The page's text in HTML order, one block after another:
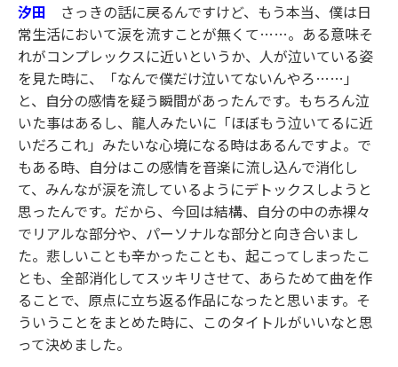
汐田 さっきの話に戻るんですけど、もう本当、僕は日
常生活において涙を流すことが無くて……。ある意味そ
れがコンプレックスに近いというか、人が泣いている姿
を見た時に、「なんで僕だけ泣いてないんやろ……」
と、自分の感情を疑う瞬間があったんです。もちろん泣
いた事はあるし、龍人みたいに「ほぼもう泣いてるに近
いだろこれ」みたいな心境になる時はあるんですよ。で
もある時、自分はこの感情を音楽に流し込んで消化し
て、みんなが涙を流しているようにデトックスしようと
思ったんです。だから、今回は結構、自分の中の赤裸々
でリアルな部分や、パーソナルな部分と向き合いまし
た。悲しいことも辛かったことも、起こってしまったこ
とも、全部消化してスッキリさせて、あらためて曲を作
ることで、原点に立ち返る作品になったと思います。そ
ういうことをまとめた時に、このタイトルがいいなと思
って決めました。